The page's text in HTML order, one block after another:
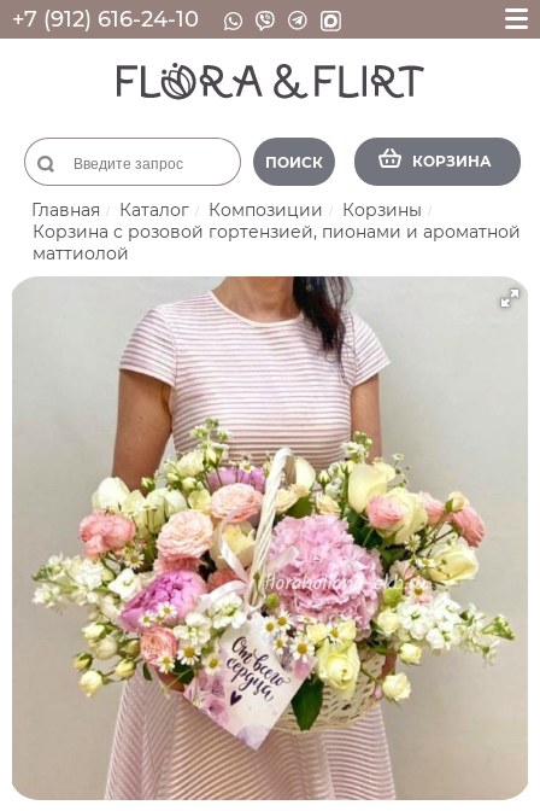
+7 (912) 616-24-10
ПОИСК КОРЗИНА
Главная Каталог Композиции
Корзины
Корзина с розовой гортензией, пионами и ароматной
маттиолой